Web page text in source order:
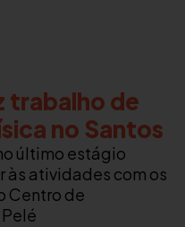
trabalho de
no Santos
último estágio
às atividades com os
Centro de